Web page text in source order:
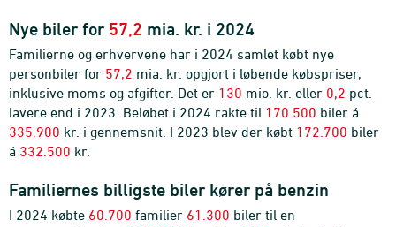
Nye biler for 57,2 mia. kr. i 2024
Familierne og erhvervene har i 2024 samlet købt nye
personbiler for 57,2 mia. kr. opgjort i løbende købspriser,
inklusive moms og afgifter. Det er 130 mio. kr. eller 0,2 pct.
lavere end i 2023. Beløbet i 2024 rakte til 170.500 biler á
335.900 kr. i gennemsnit. I 2023 blev der købt 172.700 biler
á 332.500 kr.
Familiernes billigste biler kører på benzin
I 2024 købte 60.700 familier 61.300 biler til en